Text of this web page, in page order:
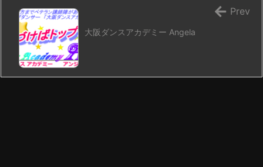
大阪ダンスアカデミー Angela
Prev